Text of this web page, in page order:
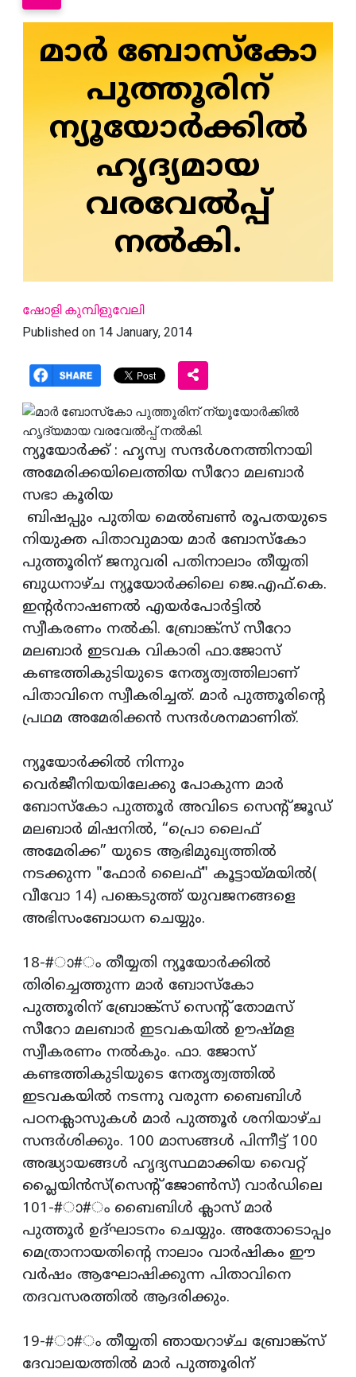
മാര്‍ ബോസ്‌കോ
പുത്തൂരിന്
ന്യൂയോര്‍ക്കില്‍
ഹൃദ്യമായ
വരവേല്‍പ്പ്
നല്‍കി.
ഷോളി കുമ്പിളുവേലി
Published on 14 January, 2014
ന്യൂയോര്‍ക്ക് : ഹൃസ്വ സന്ദര്‍ശനത്തിനായി
അമേരിക്കയിലെത്തിയ സീറോ മലബാര്‍
സഭാ കൂരിയ
ബിഷപ്പും പുതിയ മെല്‍ബണ്‍ രൂപതയുടെ
നിയുക്ത പിതാവുമായ മാര്‍ ബോസ്‌കോ
പുത്തൂരിന് ജനുവരി പതിനാലാം തീയ്യതി
ബുധനാഴ്ച ന്യൂയോര്‍ക്കിലെ ജെ.എഫ്.കെ.
ഇന്റര്‍നാഷണല്‍ എയര്‍പോര്‍ട്ടില്‍
സ്വീകരണം നല്‍കി. ബ്രോങ്ക്‌സ് സീറോ
മലബാര്‍ ഇടവക വികാരി ഫാ.ജോസ്
കണ്ടത്തികുടിയുടെ നേതൃത്വത്തിലാണ്
പിതാവിനെ സ്വീകരിച്ചത്. മാര്‍ പുത്തൂരിന്റെ
പ്രഥമ അമേരിക്കന്‍ സന്ദര്‍ശനമാണിത്.
ന്യൂയോര്‍ക്കില്‍ നിന്നും
വെര്‍ജീനിയയിലേക്കു പോകുന്ന മാര്‍
ബോസ്‌കോ പുത്തൂര്‍ അവിടെ സെന്റ് ജൂഡ്
മലബാര്‍ മിഷനില്‍, “പ്രൊ ലൈഫ്
അമേരിക്ക” യുടെ ആഭിമുഖ്യത്തില്‍
നടക്കുന്ന "ഫോര്‍ ലൈഫ്" കൂട്ടായ്മയില്‍(
വീവോ 14) പങ്കെടുത്ത് യുവജനങ്ങളെ
അഭിസംബോധന ചെയ്യും.
18-#ാ#ം തീയ്യതി ന്യൂയോര്‍ക്കില്‍
തിരിച്ചെത്തുന്ന മാര്‍ ബോസ്‌കോ
പുത്തൂരിന് ബ്രോങ്ക്‌സ് സെന്റ് തോമസ്
സീറോ മലബാര്‍ ഇടവകയില്‍ ഊഷ്മള
സ്വീകരണം നല്‍കും. ഫാ. ജോസ്
കണ്ടത്തികുടിയുടെ നേതൃത്വത്തില്‍
ഇടവകയില്‍ നടന്നു വരുന്ന ബൈബിള്‍
പഠനക്ലാസുകള്‍ മാര്‍ പുത്തൂര്‍ ശനിയാഴ്ച
സന്ദര്‍ശിക്കും. 100 മാസങ്ങള്‍ പിന്നീട്ട് 100
അദ്ധ്യായങ്ങള്‍ ഹൃദ്യസ്ഥമാക്കിയ വൈറ്റ്
പ്ലൈയിന്‍സ്(സെന്റ് ജോണ്‍സ്) വാര്‍ഡിലെ
101-#ാ#ം ബൈബിള്‍ ക്ലാസ് മാര്‍
പുത്തൂര്‍ ഉദ്ഘാടനം ചെയ്യും. അതോടൊപ്പം
മെത്രാനായതിന്റെ നാലാം വാര്‍ഷികം ഈ
വര്‍ഷം ആഘോഷിക്കുന്ന പിതാവിനെ
തദവസരത്തില്‍ ആദരിക്കും.
19-#ാ#ം തീയ്യതി ഞായറാഴ്ച ബ്രോങ്ക്‌സ്
ദേവാലയത്തില്‍ മാര്‍ പുത്തൂരിന്